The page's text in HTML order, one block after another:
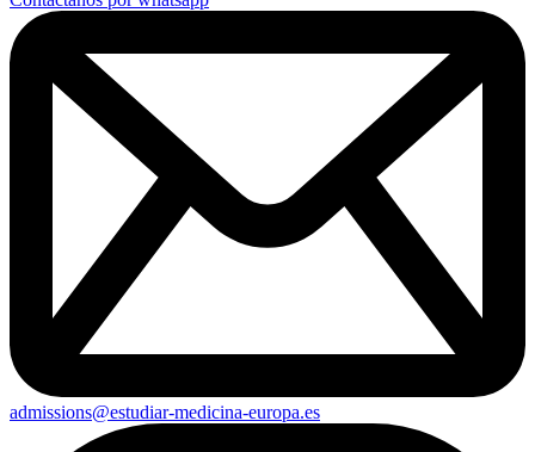
admissions@estudiar-medicina-europa.es